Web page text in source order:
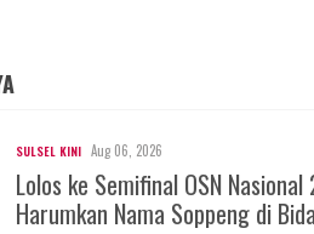
SULSEL KINI Aug 06, 2026
Lolos ke Semifinal OSN
Harumkan Nama Soppeng di